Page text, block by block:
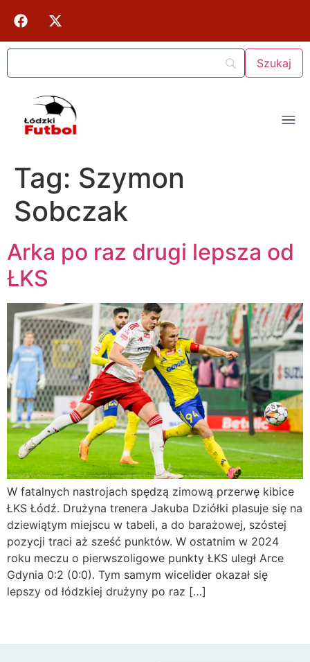
Tag: Szymon
Sobczak
Arka po raz drugi lepsza od
ŁKS
W fatalnych nastrojach spędzą zimową przerwę kibice
ŁKS Łódź. Drużyna trenera Jakuba Dziółki plasuje się na
dziewiątym miejscu w tabeli, a do barażowej, szóstej
pozycji traci aż sześć punktów. W ostatnim w 2024
roku meczu o pierwszoligowe punkty ŁKS uległ Arce
Gdynia 0:2 (0:0). Tym samym wicelider okazał się
lepszy od łódzkiej drużyny po raz […]